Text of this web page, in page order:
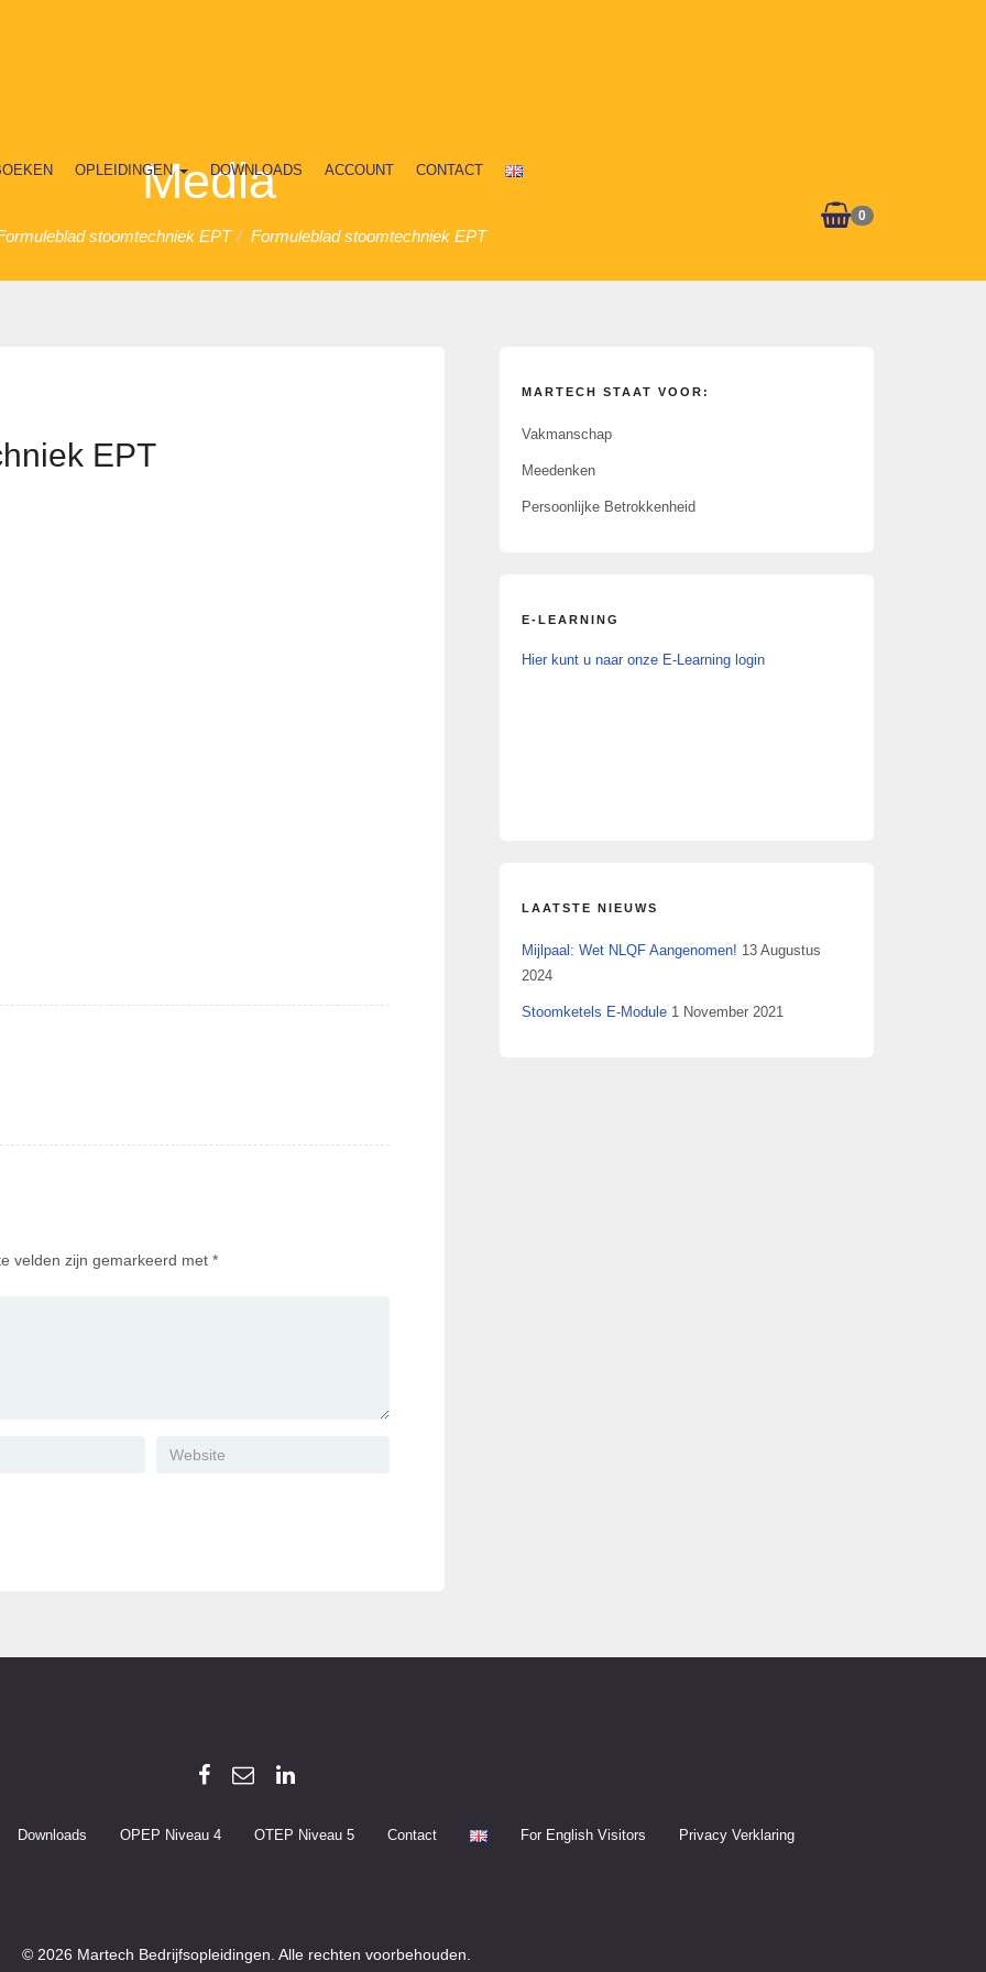
0
OPLEIDINGEN DOWNLOADS ACCOUNT CONTACT
Media
stoomtechniek EPT Formuleblad stoomtechniek EPT
EPT
velden zijn gemarkeerd met *
MARTECH STAAT VOOR:
Vakmanschap
Meedenken
Persoonlijke Betrokkenheid
E-LEARNING
Hier kunt u naar onze E-Learning login
LAATSTE NIEUWS
Mijlpaal: Wet NLQF Aangenomen! 13 Augustus
2024
Stoomketels E-Module 1 November 2021
Downloads OPEP Niveau 4 OTEP Niveau 5 Contact For English Visitors Privacy Verklaring
© 2026 Martech Bedrijfsopleidingen. Alle rechten voorbehouden.